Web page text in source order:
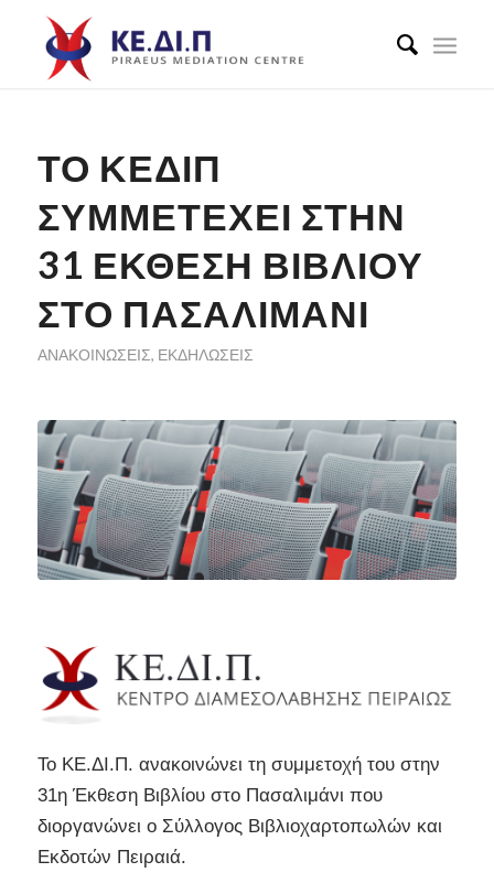
ΤΟ ΚΕΔΙΠ
ΣΥΜΜΕΤΕΧΕΙ ΣΤΗΝ
31 ΕΚΘΕΣΗ ΒΙΒΛΙΟΥ
ΣΤΟ ΠΑΣΑΛΙΜΑΝΙ
ΑΝΑΚΟΙΝΏΣΕΙΣ, ΕΚΔΗΛΏΣΕΙΣ
Το ΚΕ.ΔΙ.Π. ανακοινώνει τη συμμετοχή του στην
31η Έκθεση Βιβλίου στο Πασαλιμάνι που
διοργανώνει ο Σύλλογος Βιβλιοχαρτοπωλών και
Εκδοτών Πειραιά.